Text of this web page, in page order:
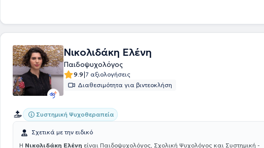
Νικολιδάκη Ελένη
Παιδοψυχολόγος
9.9|7 αξιολογήσεις
Διαθεσιμότητα για βιντεοκλήση
Συστημική Ψυχοθεραπεία
Σχετικά με την ειδικό
Η Νικολιδάκη Ελένη είναι Παιδοψυχολόγος, Σχολική Ψυχολόγος και Συστημική -